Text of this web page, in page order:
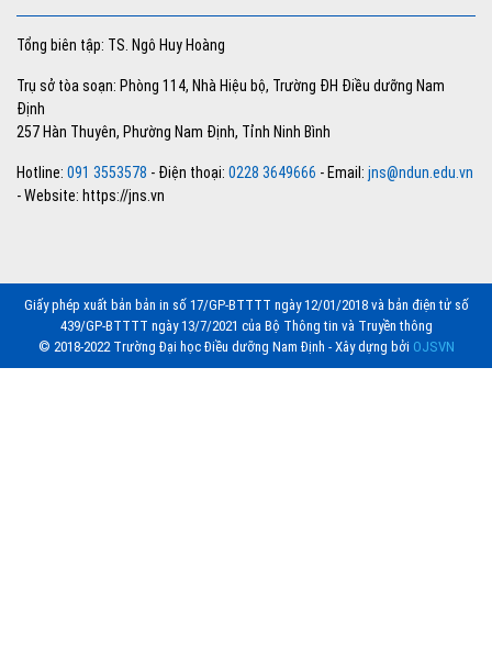
Tổng biên tập: TS. Ngô Huy Hoàng
Trụ sở tòa soạn: Phòng 114, Nhà Hiệu bộ, Trường ĐH Điều dưỡng Nam
Định
257 Hàn Thuyên, Phường Nam Định, Tỉnh Ninh Bình
Hotline: 091 3553578 - Điện thoại: 0228 3649666 - Email: jns@ndun.edu.vn
- Website: https://jns.vn
Giấy phép xuất bản bản in số 17/GP-BTTTT ngày 12/01/2018 và bản điện tử số
439/GP-BTTTT ngày 13/7/2021 của Bộ Thông tin và Truyền thông
© 2018-2022 Trường Đại học Điều dưỡng Nam Định - Xây dựng bởi OJSVN